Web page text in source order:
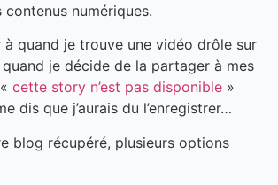
numériques.
à quand je trouve une vidéo drôle sur
je décide de la partager à mes
cette story n’est pas disponible »
dis que j’aurais du l’enregistrer…
blog récupéré, plusieurs options